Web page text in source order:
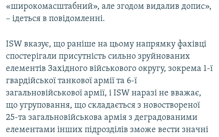
«широкомасштабний», але згодом видалив допис»,
– ідеться в повідомленні.
ISW вказує, що раніше на цьому напрямку фахівці
спостерігали присутність сильно зруйнованих
елементів Західного військового округу, зокрема 1-ї
гвардійської танкової армії та 6-ї
загальновійськової армії, і ISW наразі не вважає,
що угруповання, що складається з новоствореної
25-та загальновійськова армія з деградованими
елементами інших підрозділів зможе вести значні